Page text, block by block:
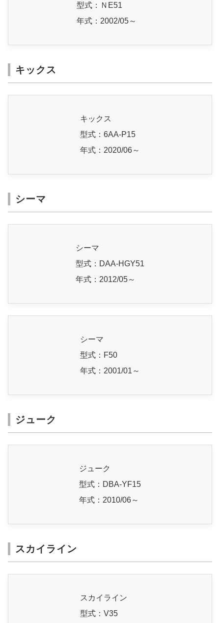
型式：ＮE51
年式：2002/05～
キックス
キックス
型式：6AA-P15
年式：2020/06～
シーマ
シーマ
型式：DAA-HGY51
年式：2012/05～
シーマ
型式：F50
年式：2001/01～
ジューク
ジューク
型式：DBA-YF15
年式：2010/06～
スカイライン
スカイライン
型式：V35